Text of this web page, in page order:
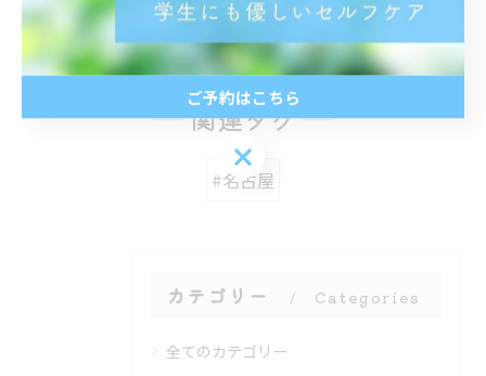
< 前のページ
関連タグ
#名古屋
カテゴリー Categories
全てのカテゴリー
ご予約はこちら
ご予約はこちら